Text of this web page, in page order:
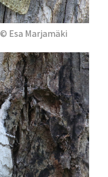
Esa Marjamäki